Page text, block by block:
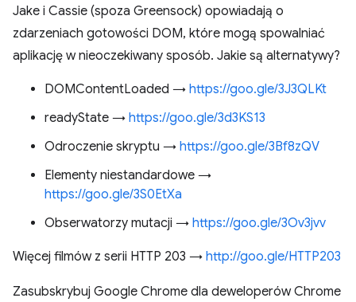
Jake i Cassie (spoza Greensock) opowiadają o
zdarzeniach gotowości DOM, które mogą spowalniać
aplikację w nieoczekiwany sposób. Jakie są alternatywy?
DOMContentLoaded → https://goo.gle/3J3QLKt
readyState → https://goo.gle/3d3KS13
Odroczenie skryptu → https://goo.gle/3Bf8zQV
Elementy niestandardowe →
https://goo.gle/3S0EtXa
Obserwatorzy mutacji → https://goo.gle/3Ov3jvv
Więcej filmów z serii HTTP 203 → http://goo.gle/HTTP203
Zasubskrybuj Google Chrome dla deweloperów Chrome